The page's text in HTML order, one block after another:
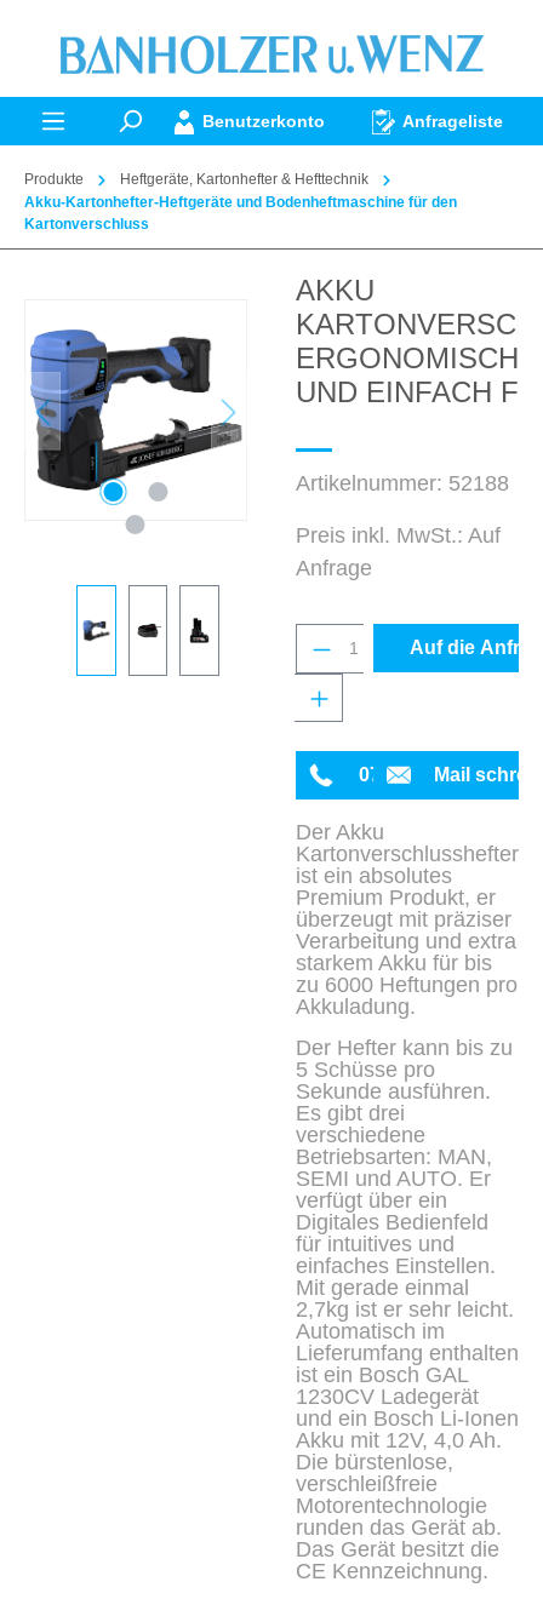
springen
Benutzerkonto Anfrageliste
Produkte
Heftgeräte, Kartonhefter & Hefttechnik
Akku-Kartonhefter-Heftgeräte und Bodenheftmaschine für den
Kartonverschluss
AKKU
ERGONOMISCH,
UND EINFACH
Artikelnummer: 52188
Preis inkl. MwSt.: Auf
Anfrage
Produkt Anzahl:
Auf die
0711 342934-0
Mail
Der Akku
Kartonverschlusshefter
ist ein absolutes
Premium Produkt, er
überzeugt mit präziser
Verarbeitung und extra
starkem Akku für bis
zu 6000 Heftungen pro
Akkuladung.
Der Hefter kann bis zu
5 Schüsse pro
Sekunde ausführen.
Es gibt drei
verschiedene
Betriebsarten: MAN,
SEMI und AUTO. Er
verfügt über ein
Digitales Bedienfeld
für intuitives und
einfaches Einstellen.
Mit gerade einmal
2,7kg ist er sehr leicht.
Automatisch im
Lieferumfang enthalten
ist ein Bosch GAL
1230CV Ladegerät
und ein Bosch Li-Ionen
Akku mit 12V, 4,0 Ah.
Die bürstenlose,
verschleißfreie
Motorentechnologie
runden das Gerät ab.
Das Gerät besitzt die
CE Kennzeichnung.